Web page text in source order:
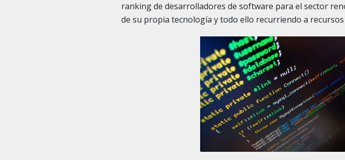
ranking de desarrolladores de software para el sector
de su propia tecnología y todo ello recurriendo a recursos